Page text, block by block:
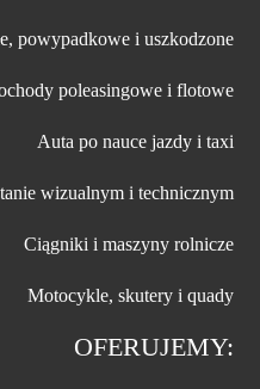
powypadkowe i uszkodzone
poleasingowe i flotowe
Auta po nauce jazdy i taxi
wizualnym i technicznym
Ciągniki i maszyny rolnicze
Motocykle, skutery i quady
OFERUJEMY: